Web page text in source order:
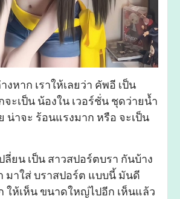
หาก เราให้เลยว่า คัพอี เป็น
ะเป็น น้องใน เวอร์ชั่น ชุดว่ายน้ำ
น่าจะ ร้อนแรงมาก หรือ จะเป็น
ยน เป็น สาวสปอร์ตบรา กันบ้าง
มาใส่ บราสปอร์ต แบบนี้ มันดี
ให้เห็น ขนาดใหญ่ไปอีก เห็นแล้ว